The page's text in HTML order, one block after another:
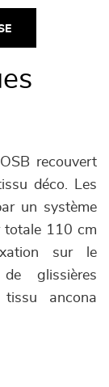
recouvert
déco. Les
un système
totale 110 cm
sur le
glissières
tissu ancona